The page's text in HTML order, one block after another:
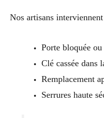
Nos artisans interviennent
Porte bloquée ou
Clé cassée dans
Remplacement
Serrures haute